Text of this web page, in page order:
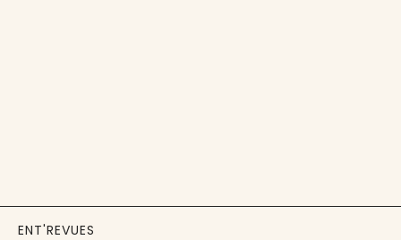
ENT'REVUES